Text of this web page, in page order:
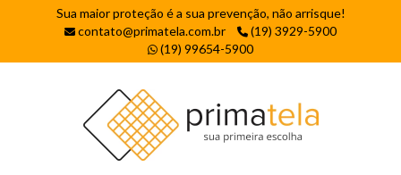
Sua maior proteção é a sua prevenção, não arrisque!
contato@primatela.com.br
(19) 3929-5900
(19) 99654-5900